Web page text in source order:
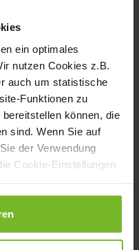
ein optimales
nutzen Cookies z.B.
auch um statistische
Funktionen zu
können, die
sind. Wenn Sie auf
der Verwendung
Cookie-Einstellungen
an weibliche
Jansen:
‚Fairtrade
sie kommt dem
nach
und sozialer
die lokale
Verein